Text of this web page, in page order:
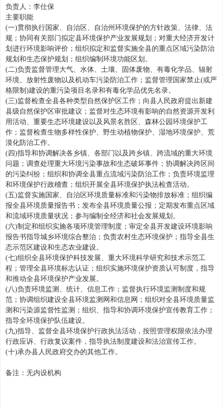
负责人：李仕保
主要职能
(一)贯彻执行国家、自治区、自治州环境保护的方针政策、法律、法
规；协同有关部门拟定县环境保护产业发展规划；对重大经济开发计
划进行环境影响评价；组织拟定和监督实施全县的重点区域污染防治
规划和生态保护规划；组织编制环境功能区划。
(二)负责监督管理大气、水体、土壤、固体废物、有毒化学品、辐射
环境、放射性废物以及机动车污染防治工作；监督管理国家禁止(或严
格限制)建设的重污染项目名录和有毒化学品优先名录。
(三)监督检查全县各种类型自然保护区工作；向县人民政府提出新建
县级自然保护区审批建议；监督对生态环境有影响的自然资源开发利
用活动、重要生态环境建设以及风景名胜区、森林公园环境保护工
作；监督检查生物多样性保护、野生动植物保护、湿地环境保护、荒
漠化防治工作。
(四)指导和协调解决各乡镇、各部门以及跨乡镇、跨流域的重大环境
问题；调查处理重大环境污染事故和生态破坏事件；协调解决跨区间
的污染纠纷；组织和协调全县重点流域污染防治工作；负责环境监理
和环境保护行政稽查；组织开展全县环境保护执法检查活动。
(五)监督实施国家、自治区环境质量标准和污染物排放标准；组织编
报全县环境质量报告书；发布全县环境质量公报；定期发布重点区域
和流域环境质量状况；参与编制全经济和社会发展规划。
(六)制定和组织实施各项环境管理制度；审定全县开发建设环境影响
报告书指导城乡环境综合整治；负责农村生态环境保护；指导全县生
态示范区建设和生态农业建设。
(七)组织全县环境保护科技发展、重大环境科学研究和技术示范工
程；管理全县环境标志认证；组织实施环境保护资质认可制度，指导
和推动全县环境保护产业发展。
(八)负责环境监测、统计、信息工作；监督执行环境监测制度和规
范；协调组织建设全县环境监测网和信息网；组织对全县环境质量监
测和污染源监督性监测；组织、指导和协调环境保护宣传教育工作；
指导全环境保护队伍建设。
(九)指导、监督全县环境保护行政执法活动，按照管理权限依法办理
行政应诉、行政复议案件，指导执法制度建设和法治宣传工作。
(十)承办县人民政府交办的其他工作。
备注：无内设机构